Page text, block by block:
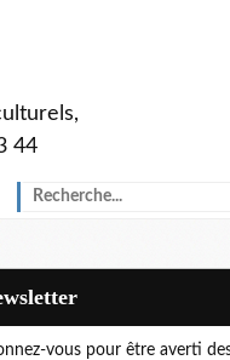
44
vous pour être averti